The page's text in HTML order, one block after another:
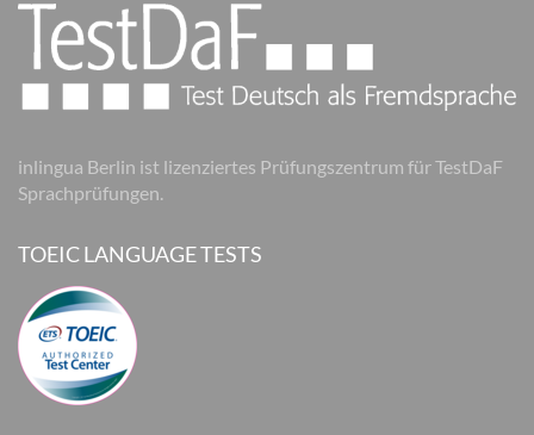
inlingua Berlin ist lizenziertes Prüfungszentrum für TestDaF
Sprachprüfungen.
TOEIC LANGUAGE TESTS